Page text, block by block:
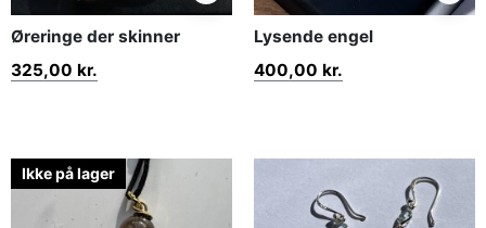
Øreringe der skinner
325,00 kr.
Lysende engel
400,00 kr.
Ikke på lager